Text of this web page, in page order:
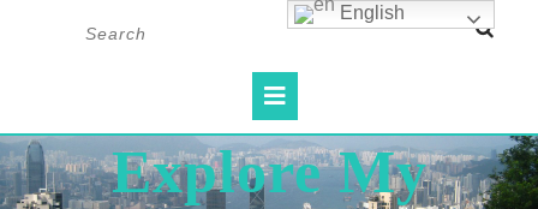
Button
Explore My
English